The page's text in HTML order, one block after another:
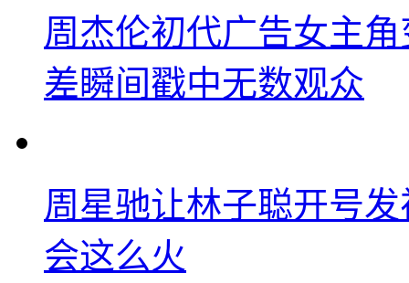
周杰伦初代广告女主
差瞬间戳中无数观众
周星驰让林子聪开号
会这么火